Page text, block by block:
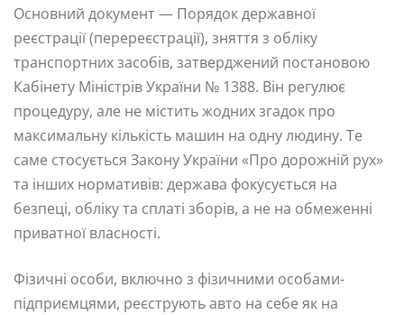
Основний документ — Порядок державної
реєстрації (перереєстрації), зняття з обліку
транспортних засобів, затверджений постановою
Кабінету Міністрів України № 1388. Він регулює
процедуру, але не містить жодних згадок про
максимальну кількість машин на одну людину. Те
саме стосується Закону України «Про дорожній рух»
та інших нормативів: держава фокусується на
безпеці, обліку та сплаті зборів, а не на обмеженні
приватної власності.
Фізичні особи, включно з фізичними особами-
підприємцями, реєструють авто на себе як на